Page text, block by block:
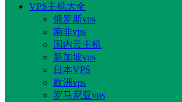
VPS主机大全
俄罗斯vps
南非vps
国内云主机
新加坡vps
日本VPS
欧洲vps
罗马尼亚vps